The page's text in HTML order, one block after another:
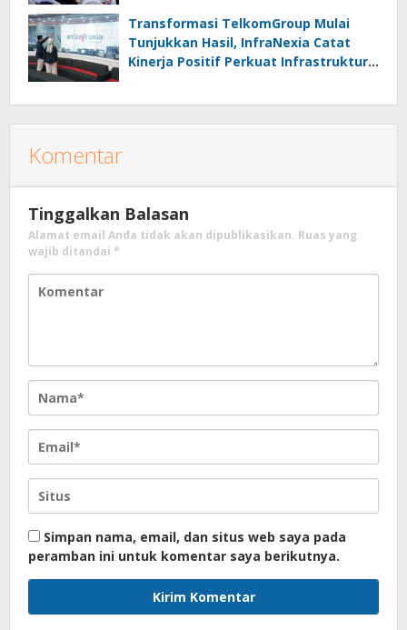
Transformasi TelkomGroup Mulai
Tunjukkan Hasil, InfraNexia Catat
Kinerja Positif Perkuat Infrastruktur
Komentar
Tinggalkan Balasan
Alamat email Anda tidak akan dipublikasikan. Ruas yang
wajib ditandai *
Simpan nama, email, dan situs web saya pada
peramban ini untuk komentar saya berikutnya.